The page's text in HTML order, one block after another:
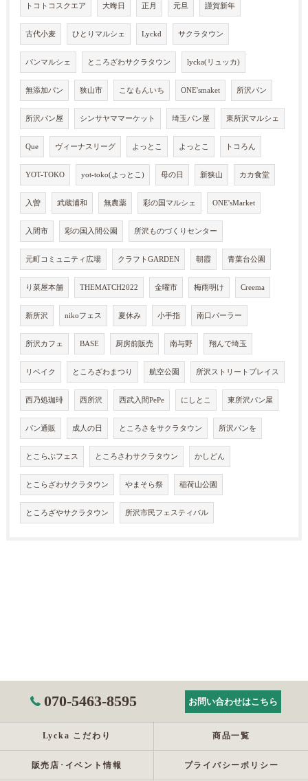
トコトコスクエア 大晦日 正月 元旦 謹賀新年
古代小麦 ひとりマルシェ Lyckd サクラタウン
パンマルシェ ところざわサクラタウン lycka(リュッカ)
無添加パン 狭山市 こなもんいち ONE'smaket 所沢パン
所沢パン屋 シンサヤママーケット 埼玉パン屋 東所沢マルシェ
Que ヴィーナスリーグ よっとこ よっとこ トコろん
YOT-TOKO yot-toko(よっとこ) 母の日 新狭山 カカ食堂
入曽 武蔵浦和 無農薬 彩の国マルシェ ONE'sMarket
入間市 彩の国入間公園 所沢ものづくりセンター
元町コミュニティ広場 クラフトGARDEN 朝霞 青葉台公園
り菜屋本舗 THEMATCH2022 金曜市 梅雨明け Creema
新所沢 nikoフェス 夏休み 小手指 南口パーラー
所沢カフェ BASE 厨房前販売 南与野 翔んで埼玉
リベイク ところざわまつり 航空公園 所沢ストリートプレイス
西乃処珈琲 西所沢 西武入間PePe にしとこ 東所沢パン屋
パン通販 成人の日 ところさをサクラタウン 所沢パンを
とこらぶフェス ところさわサクラタウン かしどん
とこらざわサクラタウン やまそら祭 稲荷山公園
ところざやサクラタウン 所沢市民フェスティバル
070-5463-8595 お問い合わせはこちら
Lycka こだわり 商品一覧
販売店･イベント情報 プライバシーポリシー